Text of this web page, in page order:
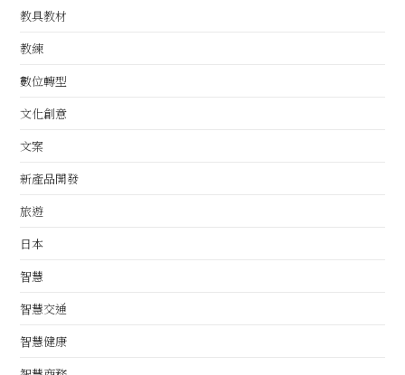
教具教材
教練
數位轉型
文化創意
文案
新產品開發
旅遊
日本
智慧
智慧交通
智慧健康